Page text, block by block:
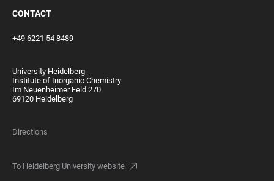
CONTACT
+49 6221 54 8489
University Heidelberg
Institute of Inorganic Chemistry
Im Neuenheimer Feld 270
69120 Heidelberg
Directions
To Heidelberg University website